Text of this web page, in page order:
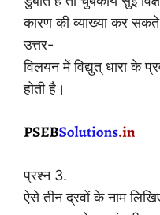
कारण की व्याख्या कर
उत्तर-
विलयन में विद्युत् धारा के
होती है।
प्रश्न 3.
ऐसे तीन द्रवों के नाम